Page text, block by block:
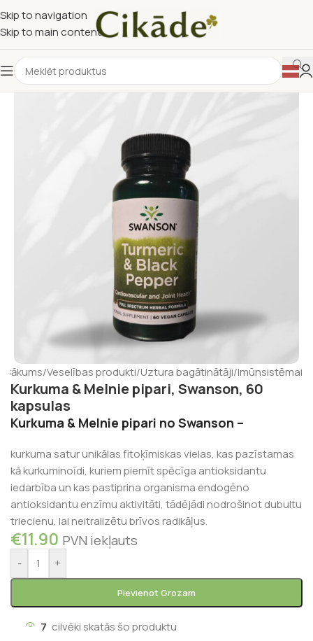
Skip to navigation
Skip to main content
Sākums/Veselības produkti/Uztura bagātinātāji/Imūnsistēmai
Kurkuma & Melnie pipari, Swanson, 60
kapsulas
Kurkuma & Melnie pipari no Swanson –
kurkuma satur unikālas fitoķīmiskas vielas, kas pazīstamas
kā kurkuminoīdi, kuriem piemīt spēcīga antioksidantu
iedarbība un kas pastiprina organisma endogēno
antioksidantu enzīmu aktivitāti, tādējādi nodrošinot dubultu
triecienu, lai neitralizētu brīvos radikāļus.
€11.90 PVN iekļauts
- +
Pievienot Grozam
7 cilvēki skatās šo produktu